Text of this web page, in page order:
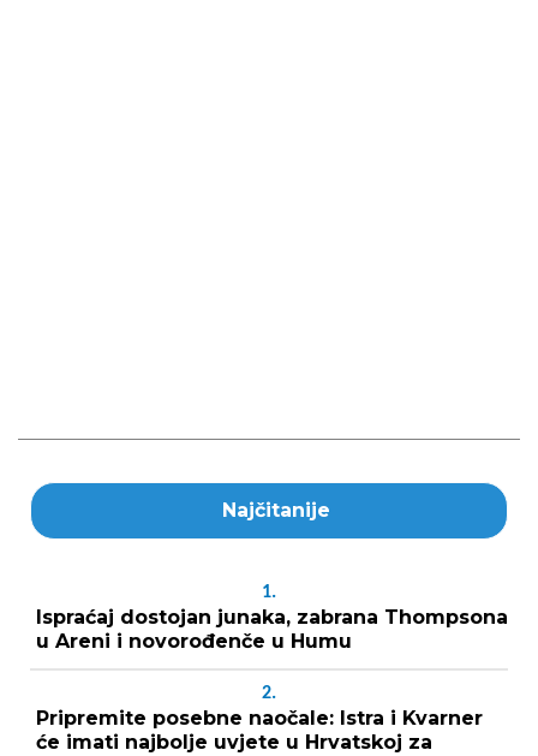
Najčitanije
1.
Ispraćaj dostojan junaka, zabrana Thompsona
u Areni i novorođenče u Humu
2.
Pripremite posebne naočale: Istra i Kvarner
će imati najbolje uvjete u Hrvatskoj za